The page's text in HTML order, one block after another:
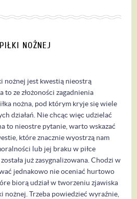
NOŻNEJ
nożnej jest kwestią nieostrą
to ze złożoności zagadnienia
nożna, pod którym kryje się wiele
działań. Nie chcąc więc udzielać
to nieostre pytanie, warto wskazać
które znacznie wyostrzą nam
lub jej braku w piłce
już zasygnalizowana. Chodzi w
jednakowo nie oceniać hurtowo
biorą udział w tworzeniu zjawiska
nożnej. Trzeba powiedzieć wyraźnie,